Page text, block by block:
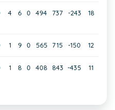
4 6 0 494 737 -243 18
1 9 0 565 715 -150 12
1 8 0 408 843 -435 11